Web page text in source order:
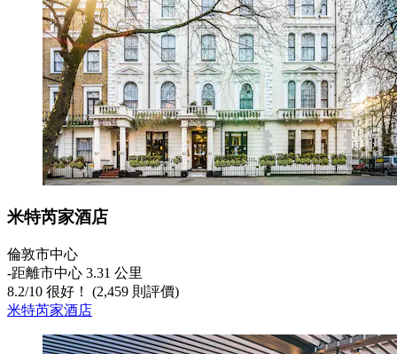
米特芮家酒店
倫敦市中心
‐距離市中心 3.31 公里
8.2/10 很好！ (2,459 則評價)
米特芮家酒店